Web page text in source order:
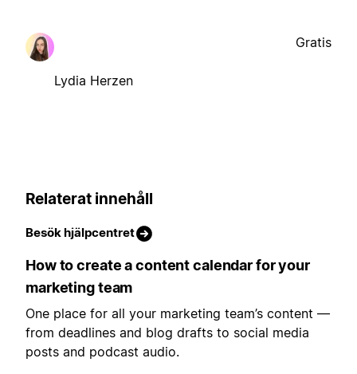
Lydia Herzen
Gratis
Relaterat innehåll
Besök hjälpcentret
How to create a content calendar for your
marketing team
One place for all your marketing team’s content —
from deadlines and blog drafts to social media
posts and podcast audio.